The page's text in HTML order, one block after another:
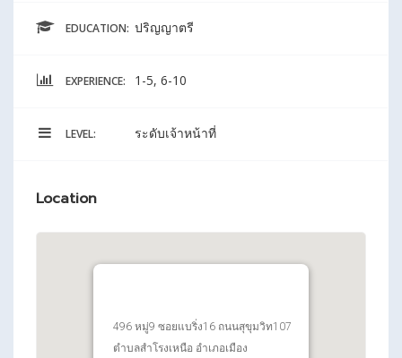
EDUCATION: ปริญญาตรี
EXPERIENCE: 1-5, 6-10
LEVEL: ระดับเจ้าหน้าที่
Location
496 หมู่9 ซอยแบริ่ง16 ถนนสุขุมวิท107
ตำบลสำโรงเหนือ อำเภอเมือง